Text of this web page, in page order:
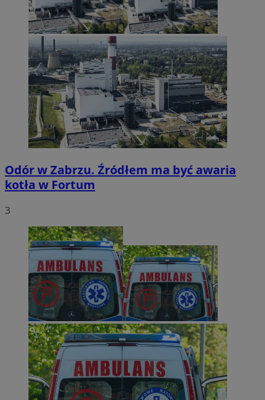
Odór w Zabrzu. Źródłem ma być awaria
kotła w Fortum
3